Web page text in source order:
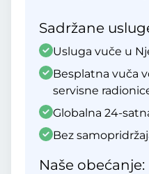
Sadržane
Usluga vuče u
Besplatna vuča
servisne
Globalna 24-
Bez
Naše obećanje: